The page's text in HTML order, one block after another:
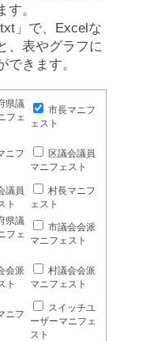
。
」で、Excelな
、表やグラフに
できます。
県議
フェ
市長マニフ
ェスト
ニフ
区議会議員
マニフェスト
議員
ト
村長マニフ
ェスト
県議
フェ
市議会会派
マニフェスト
会派
ト
村議会会派
マニフェスト
ニフ
スイッチユ
ーザーマニフェ
スト